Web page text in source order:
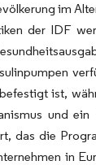
im
der IDF
ist,
und ein
das die
in